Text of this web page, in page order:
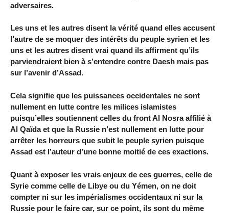
adversaires.
Les uns et les autres disent la vérité quand elles accusent
l’autre de se moquer des intérêts du peuple syrien et les
uns et les autres disent vrai quand ils affirment qu’ils
parviendraient bien à s’entendre contre Daesh mais pas
sur l’avenir d’Assad.
Cela signifie que les puissances occidentales ne sont
nullement en lutte contre les milices islamistes
puisqu’elles soutiennent celles du front Al Nosra affilié à
Al Qaïda et que la Russie n’est nullement en lutte pour
arrêter les horreurs que subit le peuple syrien puisque
Assad est l’auteur d’une bonne moitié de ces exactions.
Quant à exposer les vrais enjeux de ces guerres, celle de
Syrie comme celle de Libye ou du Yémen, on ne doit
compter ni sur les impérialismes occidentaux ni sur la
Russie pour le faire car, sur ce point, ils sont du même